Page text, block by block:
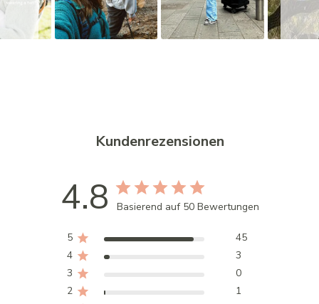
o
Kundenrezensionen
4.8 Basierend auf 50 Bewertungen
5
45
4
3
3
0
2
1